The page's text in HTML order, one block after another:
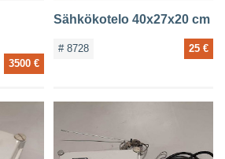
3500 €
Sähkökotelo 40x27x20 cm
# 8728 25 €